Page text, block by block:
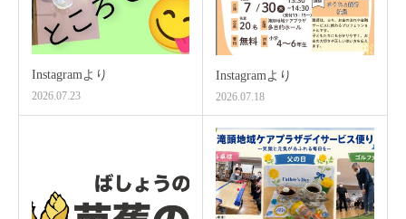
Instagramより
2026.07.23
Instagramより
2026.07.18